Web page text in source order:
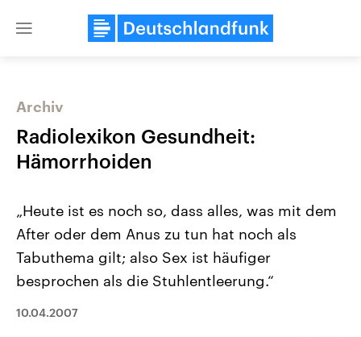
Close
Landtagswahl Sachsen-Anhalt
Alle Informationen
Sachsen-Anhalt wählt am 6.
USA
Archiv
Radiolexikon Gesundheit:
Hämorrhoiden
„Heute ist es noch so, dass alles, was mit dem
After oder dem Anus zu tun hat noch als
Tabuthema gilt; also Sex ist häufiger
besprochen als die Stuhlentleerung.“
10.04.2007